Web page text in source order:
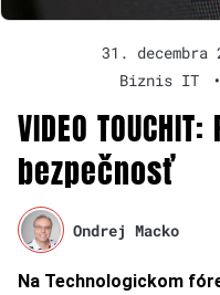
31. decembra
Biznis IT
•
VIDEO
bezpečnosť
Ondrej Macko
Na Technologickom